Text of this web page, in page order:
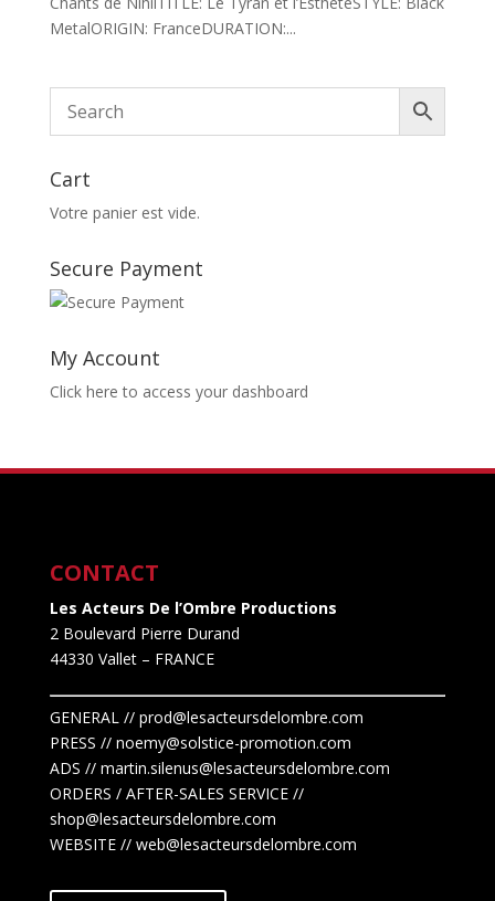
MetalORIGIN: FranceDURATION:...
Cart
Votre panier est vide.
Secure Payment
My Account
Click here to access your dashboard
CONTACT
Les Acteurs De l’Ombre Productions
2 Boulevard Pierre Durand
44330 Vallet– FRANCE
GENERAL // prod@lesacteursdelombre.com
PRESS // noemy@solstice-promotion.com
ADS // martin.silenus@lesacteursdelombre.com
ORDERS / AFTER-SALES SERVICE //
shop@lesacteursdelombre.com
WEBSITE // web@lesacteursdelombre.com